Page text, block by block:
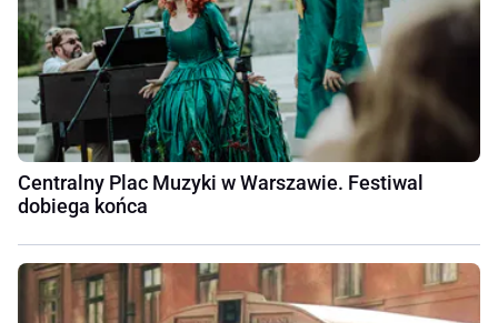
Centralny Plac Muzyki w Warszawie. Festiwal
dobiega końca